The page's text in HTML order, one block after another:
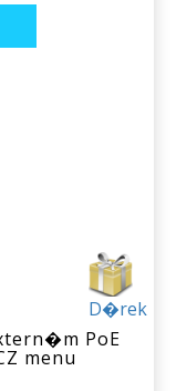
D�rek
PoE
menu